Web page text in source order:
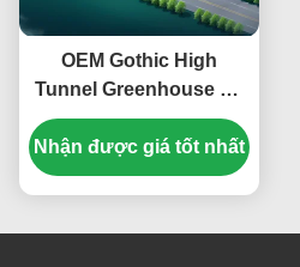
OEM Gothic High
Tunnel Greenhouse Để
trồng cà chua rau dâu
tây
Nhận được giá tốt nhất